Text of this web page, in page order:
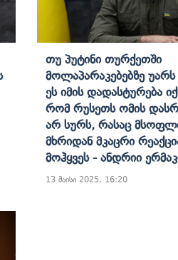
Თუ Პუტინი Თურქეთში
Მოლაპარაკებებზე Უარს
Ეს Იმის Დადასტურება
Რომ Რუსეთს Ომის
Არ Სურს, Რასაც
Მხრიდან Მკაცრი
Მოჰყვეს - Ანდრიი
13 მაისი 2025, 16:20